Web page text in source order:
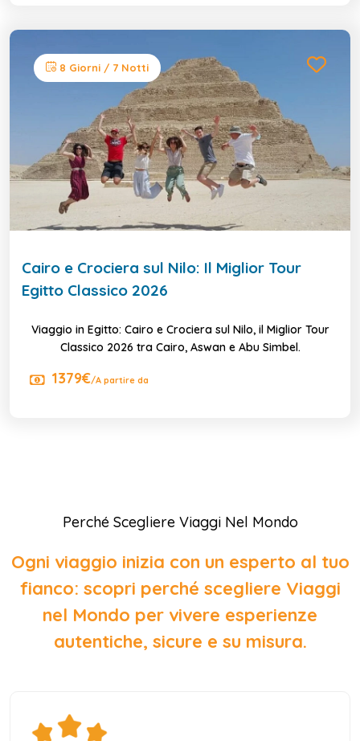
8 Giorni / 7 Notti
Cairo e Crociera sul Nilo: Il Miglior Tour
Egitto Classico 2026
Viaggio in Egitto: Cairo e Crociera sul Nilo, il Miglior Tour
Classico 2026 tra Cairo, Aswan e Abu Simbel.
1379€/A partire da
Perché Scegliere Viaggi Nel Mondo
Ogni viaggio inizia con un esperto al tuo
fianco: scopri perché scegliere Viaggi
nel Mondo per vivere esperienze
autentiche, sicure e su misura.